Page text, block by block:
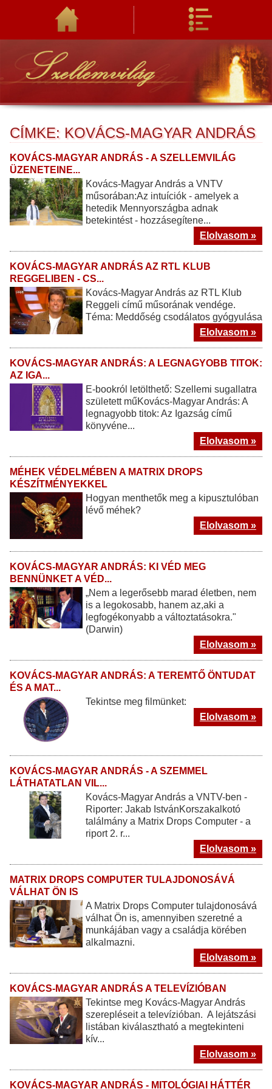
CÍMKE: KOVÁCS-MAGYAR ANDRÁS
KOVÁCS-MAGYAR ANDRÁS - A SZELLEMVILÁG
ÜZENETEINE...
Kovács-Magyar András a VNTV
műsorában:Az intuíciók - amelyek a
hetedik Mennyországba adnak
betekintést - hozzásegítene...
Elolvasom »
KOVÁCS-MAGYAR ANDRÁS AZ RTL KLUB
REGGELIBEN - CS...
Kovács-Magyar András az RTL Klub
Reggeli című műsorának vendége.
Téma: Meddőség csodálatos gyógyulása
Elolvasom »
KOVÁCS-MAGYAR ANDRÁS: A LEGNAGYOBB TITOK:
AZ IGA...
E-bookról letölthető: Szellemi sugallatra
született műKovács-Magyar András: A
legnagyobb titok: Az Igazság című
könyvéne...
Elolvasom »
MÉHEK VÉDELMÉBEN A MATRIX DROPS
KÉSZÍTMÉNYEKKEL
Hogyan menthetők meg a kipusztulóban
lévő méhek?
Elolvasom »
KOVÁCS-MAGYAR ANDRÁS: KI VÉD MEG
BENNÜNKET A VÉD...
„Nem a legerősebb marad életben, nem
is a legokosabb, hanem az,aki a
legfogékonyabb a változtatásokra."
(Darwin)
Elolvasom »
KOVÁCS-MAGYAR ANDRÁS: A TEREMTŐ ÖNTUDAT
ÉS A MAT...
Tekintse meg filmünket:
Elolvasom »
KOVÁCS-MAGYAR ANDRÁS - A SZEMMEL
LÁTHATATLAN VIL...
Kovács-Magyar András a VNTV-ben -
Riporter: Jakab IstvánKorszakalkotó
találmány a Matrix Drops Computer - a
riport 2. r...
Elolvasom »
MATRIX DROPS COMPUTER TULAJDONOSÁVÁ
VÁLHAT ÖN IS
A Matrix Drops Computer tulajdonosává
válhat Ön is, amennyiben szeretné a
munkájában vagy a családja körében
alkalmazni.
Elolvasom »
KOVÁCS-MAGYAR ANDRÁS A TELEVÍZIÓBAN
Tekintse meg Kovács-Magyar András
szerepléseit a televízióban. A lejátszási
listában kiválasztható a megtekinteni
kív...
Elolvasom »
KOVÁCS-MAGYAR ANDRÁS - MITOLÓGIAI HÁTTÉR